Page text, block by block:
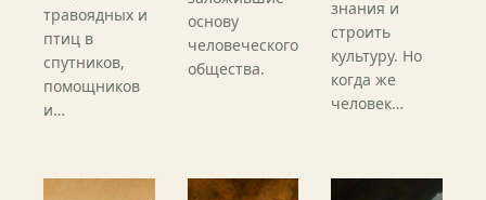
травоядных и
птиц в
спутников,
помощников
и…
основу
человеческого
общества.
знания и
строить
культуру. Но
когда же
человек…